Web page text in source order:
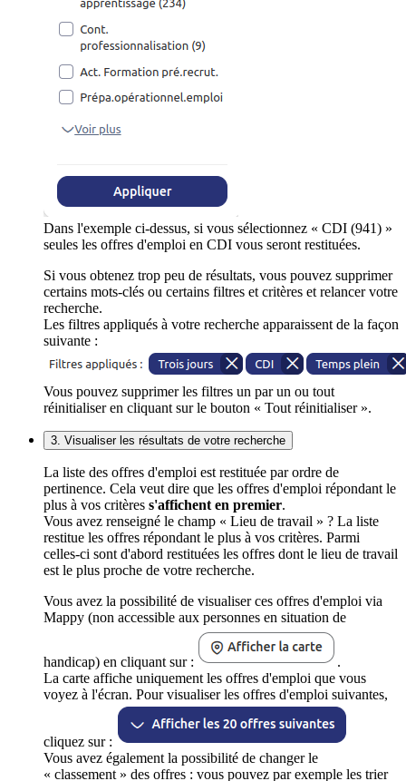
Dans l'exemple ci-dessus, si vous sélectionnez « CDI (941) »
seules les offres d'emploi en CDI vous seront restituées.
Si vous obtenez trop peu de résultats, vous pouvez supprimer
certains mots-clés ou certains filtres et critères et relancer votre
recherche.
Les filtres appliqués à votre recherche apparaissent de la façon
suivante :
Vous pouvez supprimer les filtres un par un ou tout
réinitialiser en cliquant sur le bouton « Tout réinitialiser ».
3. Visualiser les résultats de votre recherche
La liste des offres d'emploi est restituée par ordre de
pertinence. Cela veut dire que les offres d'emploi répondant le
plus à vos critères s'affichent en premier.
Vous avez renseigné le champ « Lieu de travail » ? La liste
restitue les offres répondant le plus à vos critères. Parmi
celles-ci sont d'abord restituées les offres dont le lieu de travail
est le plus proche de votre recherche.
Vous avez la possibilité de visualiser ces offres d'emploi via
Mappy (non accessible aux personnes en situation de
handicap) en cliquant sur :
.
La carte affiche uniquement les offres d'emploi que vous
voyez à l'écran. Pour visualiser les offres d'emploi suivantes,
cliquez sur :
Vous avez également la possibilité de changer le
« classement » des offres : vous pouvez par exemple les trier